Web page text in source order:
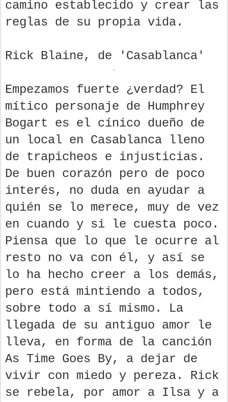
camino establecido y crear las
reglas de su propia vida.
Rick Blaine, de 'Casablanca'
Empezamos fuerte ¿verdad? El
mítico personaje de Humphrey
Bogart es el cínico dueño de
un local en Casablanca lleno
de trapicheos e injusticias.
De buen corazón pero de poco
interés, no duda en ayudar a
quién se lo merece, muy de vez
en cuando y si le cuesta poco.
Piensa que lo que le ocurre al
resto no va con él, y así se
lo ha hecho creer a los demás,
pero está mintiendo a todos,
sobre todo a sí mismo. La
llegada de su antiguo amor le
lleva, en forma de la canción
As Time Goes By, a dejar de
vivir con miedo y pereza. Rick
se rebela, por amor a Ilsa y a